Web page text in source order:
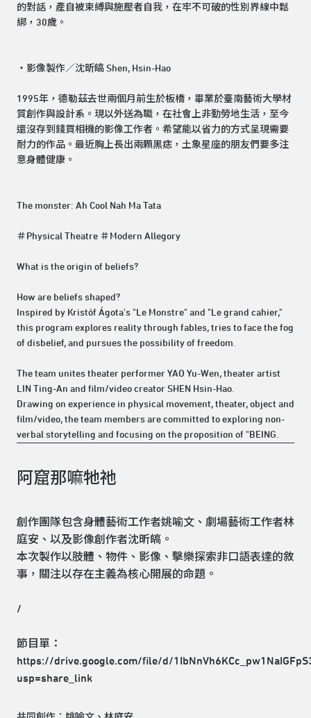
的對話，產自被束縛與施壓者自我，在牢不可破的性別界線中鬆
綁，30歲。
・影像製作／沈昕皜 Shen, Hsin-Hao
1995年，德勒茲去世兩個月前生於板橋，畢業於臺南藝術大學材
質創作與設計系。現以外送為職，在社會上非勤勞地生活，至今
還沒存到錢買相機的影像工作者。希望能以省力的方式呈現需要
耐力的作品。最近胸上長出兩顆黑痣，土象星座的朋友們要多注
意身體健康。
The monster: Ah Cool Nah Ma Tata
＃Physical Theatre ＃Modern Allegory
What is the origin of beliefs?
How are beliefs shaped?
Inspired by Kristóf Ágota's "Le Monstre" and "Le grand cahier,"
this program explores reality through fables, tries to face the fog
of disbelief, and pursues the possibility of freedom.
The team unites theater performer YAO Yu-Wen, theater artist
LIN Ting-An and film/video creator SHEN Hsin-Hao.
Drawing on experience in physical movement, theater, object and
film/video, the team members are committed to exploring non-
verbal storytelling and focusing on the proposition of "BEING.
阿窟那嘛牠祂
創作團隊包含身體藝術工作者姚喻文、劇場藝術工作者林
庭安、以及影像創作者沈昕皜。
本次製作以肢體、物件、影像、擊樂探索非口語表達的敘
事，關注以存在主義為核心開展的命題。
/
節目單：
https://drive.google.com/file/d/
usp=share_link